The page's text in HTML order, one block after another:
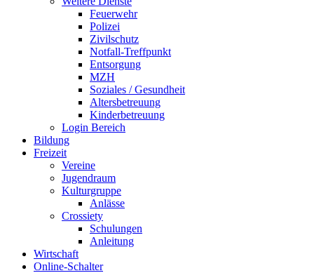
Feuerwehr
Polizei
Zivilschutz
Notfall-Treffpunkt
Entsorgung
MZH
Soziales / Gesundheit
Altersbetreuung
Kinderbetreuung
Login Bereich
Bildung
Freizeit
Vereine
Jugendraum
Kulturgruppe
Anlässe
Crossiety
Schulungen
Anleitung
Wirtschaft
Online-Schalter